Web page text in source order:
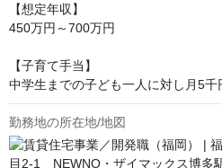
【想定年収】
450万円～700万円
【子育て手当】
中学生までの子ども一人に対し月5千
勤務地の所在地/地図